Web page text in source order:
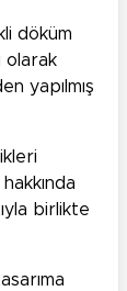
döküm
olarak
yapılmış
birlikte